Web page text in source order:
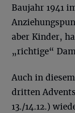
Baujahr 1941
aber Kinder,
„richtige“
Auch in
dritten
13./14.12.)